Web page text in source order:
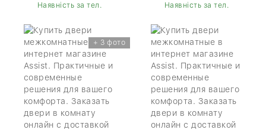
Наявність за тел. Наявність за тел.
+ 3 фото